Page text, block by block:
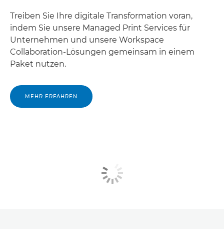
Treiben Sie Ihre digitale Transformation voran,
indem Sie unsere Managed Print Services für
Unternehmen und unsere Workspace
Collaboration-Lösungen gemeinsam in einem
Paket nutzen.
MEHR ERFAHREN